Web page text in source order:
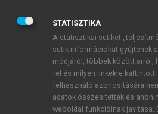
BELÉPÉS SAJÁT
ÚJ FIÓK
1 óra díjmentes hozzáférés
E-MAIL-CÍM
STATISZTIKA
A statisztikai sütiket
sütik információkat gyűjtenek
módjáról, többek között arról,
fel és milyen linkekre
felhasználó azonosítására
adatok összesítettek és
weboldal funkcióinak javítása.